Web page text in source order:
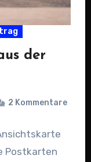
der
2 Kommentare
Postkarten